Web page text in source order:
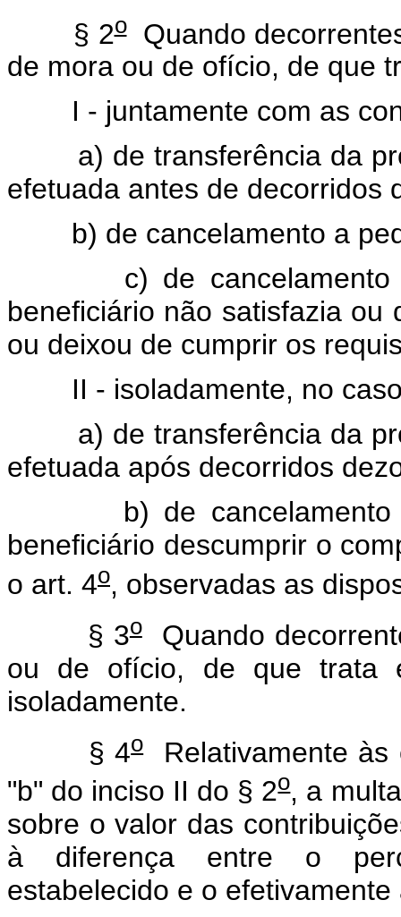
§ 2oQuando
de mora ou de ofício, de que
I - juntamente com as
a) de transferência da
efetuada antes de decorridos
b) de cancelamento a
c) de cancelamento de
beneficiário não satisfazia ou
ou deixou de cumprir os
II - isoladamente, no
a) de transferência da
efetuada após decorridos
b) de cancelamento de
beneficiário descumprir o
o art. 4o, observadas as
§ 3oQuando
ou de ofício, de que trata
isoladamente.
§ 4oRelativamente às
"b" do inciso II do § 2o, a
sobre o valor das
à diferença entre o
estabelecido e o efetivamente